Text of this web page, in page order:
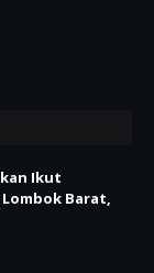
Ikut
Lombok Barat,